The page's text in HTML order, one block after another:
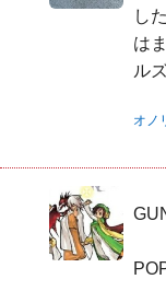
し
は
ル
オノ